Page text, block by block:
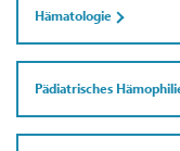
Hämatologie
Pädiatrisches